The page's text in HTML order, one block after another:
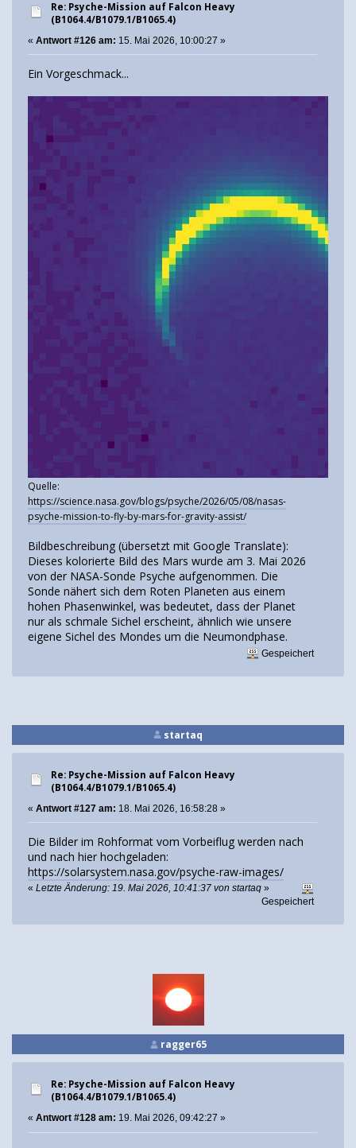
Re: Psyche-Mission auf Falcon Heavy
(B1064.4/B1079.1/B1065.4)
« Antwort #126 am: 15. Mai 2026, 10:00:27 »
Ein Vorgeschmack...
Quelle:
https://science.nasa.gov/blogs/psyche/2026/05/08/nasas-
psyche-mission-to-fly-by-mars-for-gravity-assist/
Bildbeschreibung (übersetzt mit Google Translate):
Dieses kolorierte Bild des Mars wurde am 3. Mai 2026
von der NASA-Sonde Psyche aufgenommen. Die
Sonde nähert sich dem Roten Planeten aus einem
hohen Phasenwinkel, was bedeutet, dass der Planet
nur als schmale Sichel erscheint, ähnlich wie unsere
eigene Sichel des Mondes um die Neumondphase.
Gespeichert
startaq
Re: Psyche-Mission auf Falcon Heavy
(B1064.4/B1079.1/B1065.4)
« Antwort #127 am: 18. Mai 2026, 16:58:28 »
Die Bilder im Rohformat vom Vorbeiflug werden nach
und nach hier hochgeladen:
https://solarsystem.nasa.gov/psyche-raw-images/
« Letzte Änderung: 19. Mai 2026, 10:41:37 von startaq »
Gespeichert
ragger65
Re: Psyche-Mission auf Falcon Heavy
(B1064.4/B1079.1/B1065.4)
« Antwort #128 am: 19. Mai 2026, 09:42:27 »